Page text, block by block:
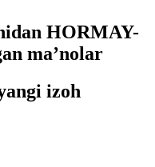
HORMAY-
ma’nolar
izoh